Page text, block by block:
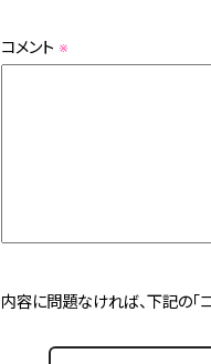
コメント ※
内容に問題なければ、下記の「